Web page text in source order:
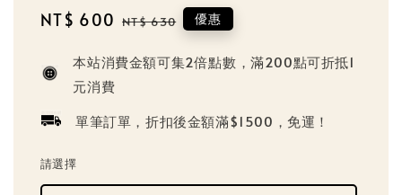
Sale
NT$ 600 Regular
NT$ 630 優惠
本站消費金額可集2倍點數，滿200點可折抵1
元消費
單筆訂單，折扣後金額滿$1500，免運！
請選擇